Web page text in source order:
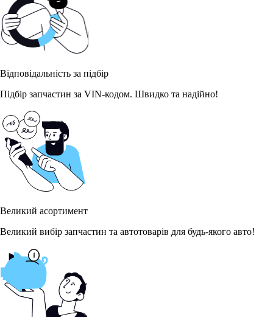
Відповідальність за підбір
Підбір запчастин за VIN-кодом. Швидко та надійно!
Великий асортимент
Великий вибір запчастин та автотоварів для будь-якого авто!